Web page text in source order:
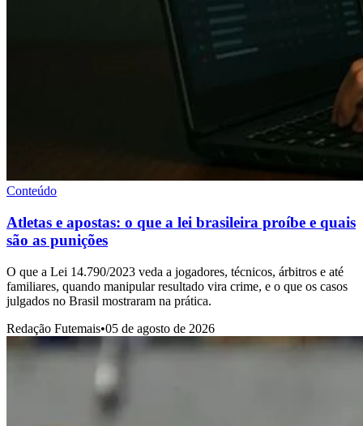
Conteúdo
Atletas e apostas: o que a lei brasileira proíbe e quais
são as punições
O que a Lei 14.790/2023 veda a jogadores, técnicos, árbitros e até
familiares, quando manipular resultado vira crime, e o que os casos
julgados no Brasil mostraram na prática.
Redação Futemais•05 de agosto de 2026